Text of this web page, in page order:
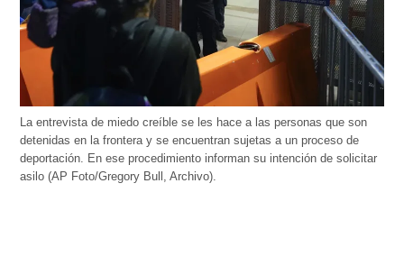
La entrevista de miedo creíble se les hace a las personas que son
detenidas en la frontera y se encuentran sujetas a un proceso de
deportación. En ese procedimiento informan su intención de solicitar
asilo (AP Foto/Gregory Bull, Archivo).